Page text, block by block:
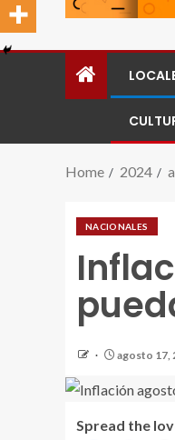
Home 2024
NACIONALES
agosto 17,
Spread the